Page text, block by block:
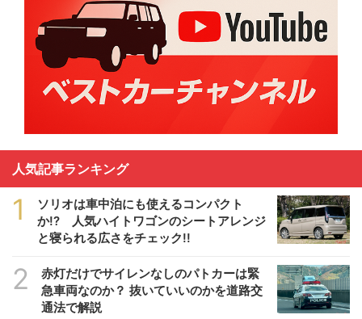
人気記事ランキング
1
ソリオは車中泊にも使えるコンパクト
か!? 人気ハイトワゴンのシートアレンジ
と寝られる広さをチェック!!
2
赤灯だけでサイレンなしのパトカーは緊
急車両なのか？ 抜いていいのかを道路交
通法で解説